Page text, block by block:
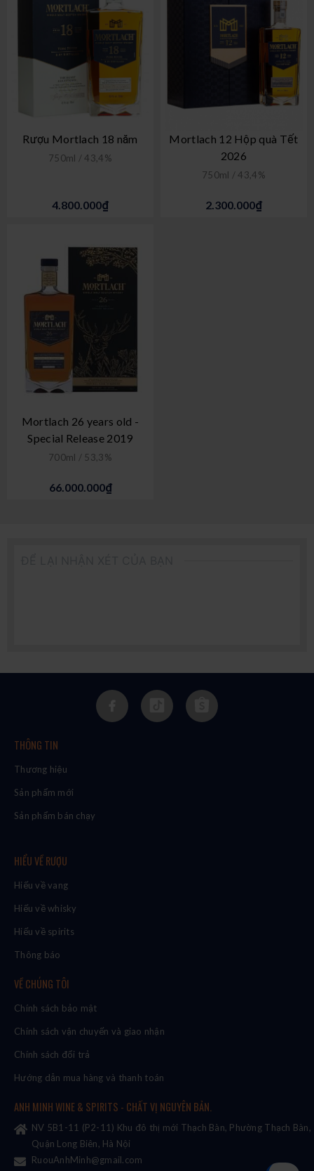
Rượu Mortlach 18 năm
750ml / 43,4%
4.800.000₫
Mortlach 12 Hộp quà Tết
2026
750ml / 43,4%
2.300.000₫
Mortlach 26 years old -
Special Release 2019
700ml / 53,3%
66.000.000₫
THÔNG TIN
Thương hiệu
Sản phẩm mới
Sản phẩm bán chạy
HIỂU VỀ RƯỢU
Hiểu về vang
Hiểu về whisky
Hiểu về spirits
Thông báo
VỀ CHÚNG TÔI
Chính sách bảo mật
Chính sách vận chuyển và giao nhận
Chính sách đổi trả
Hướng dẫn mua hàng và thanh toán
ANH MINH WINE & SPIRITS - CHẤT VỊ NGUYÊN BẢN.
NV 5B1-11 (P2-11) Khu đô thị mới Thạch Bàn, Phường Thạch Bàn,
Quận Long Biên, Hà Nội
RuouAnhMinh@gmail.com